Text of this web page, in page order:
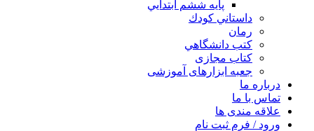
پايه ششم ابتدايي
داستاني كودك
رمان
كتب دانشگاهي
کتاب مجازی
جعبه ابزارهای آموزشی
درباره ما
تماس با ما
علاقه مندی ها
ورود / فرم ثبت نام